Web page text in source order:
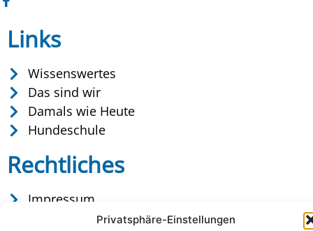
Privatsphäre-Einstellungen
Links
Wissenswertes
Das sind wir
Damals wie Heute
Hundeschule
Rechtliches
Impressum
Datenschutz